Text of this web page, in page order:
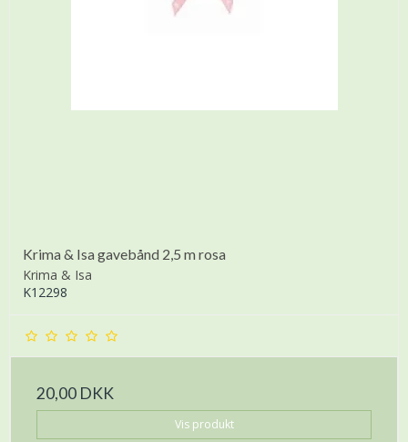
Krima & Isa gavebånd 2,5 m rosa
Krima & Isa
K12298
20,00 DKK
Vis produkt